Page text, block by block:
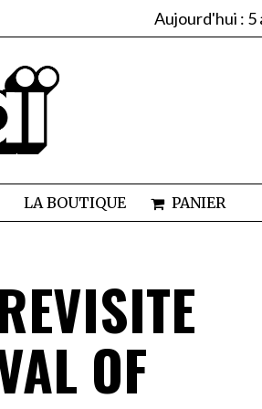
Aujourd'hui : 5
LA BOUTIQUE PANIER
OF